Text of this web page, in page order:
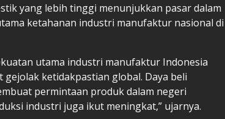
yang lebih tinggi menunjukkan pasar dalam
ketahanan industri manufaktur nasional di
utama industri manufaktur Indonesia
ketidakpastian global. Daya beli
permintaan produk dalam negeri
industri juga ikut meningkat,” ujarnya.